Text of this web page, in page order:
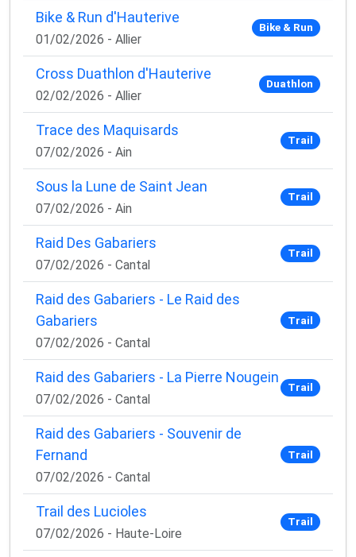
Bike & Run d'Hauterive
01/02/2026 - Allier
Bike & Run
Cross Duathlon d'Hauterive
02/02/2026 - Allier
Duathlon
Trace des Maquisards
07/02/2026 - Ain
Trail
Sous la Lune de Saint Jean
07/02/2026 - Ain
Trail
Raid Des Gabariers
07/02/2026 - Cantal
Trail
Raid des Gabariers - Le Raid des
Gabariers
07/02/2026 - Cantal
Trail
Raid des Gabariers - La Pierre Nougein
07/02/2026 - Cantal
Trail
Raid des Gabariers - Souvenir de
Fernand
07/02/2026 - Cantal
Trail
Trail des Lucioles
07/02/2026 - Haute-Loire
Trail